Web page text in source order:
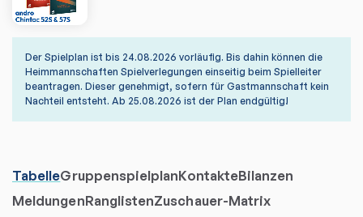
Der Spielplan ist bis 24.08.2026 vorläufig. Bis dahin können die
Heimmannschaften Spielverlegungen einseitig beim Spielleiter
beantragen. Dieser genehmigt, sofern für Gastmannschaft kein
Nachteil entsteht. Ab 25.08.2026 ist der Plan endgültig!
TabelleGruppenspielplanKontakteBilanzen
MeldungenRanglistenZuschauer-Matrix